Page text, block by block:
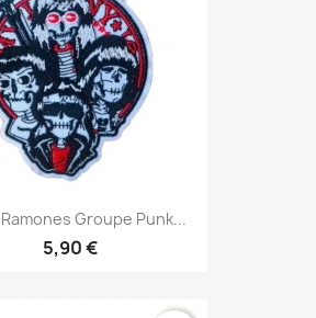
Groupe Punk...
5,90 €